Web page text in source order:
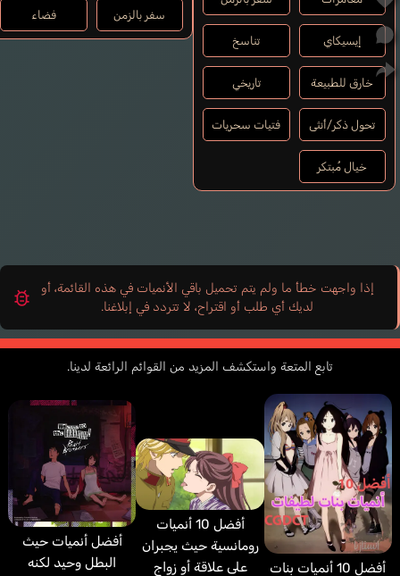
إيسيكاي تناسخ
خارق للطبيعة تاريخي
تحول ذكر/أنثى فتيات سحريات
خيال مُبتكر
سفر بالزمن فضاء
إذا واجهت خطأ ما ولم يتم تحميل باقي الأنميات في هذه القائمة، أو
لديك أي طلب أو اقتراح، لا تتردد في إبلاغنا.
تابع المتعة واستكشف المزيد من القوائم الرائعة لدينا.
أفضل 10 أنميات بنات
أفضل 10 أنميات
رومانسية حيث يجبران
على علاقة أو زواج
أفضل أنميات حيث
البطل وحيد لكنه